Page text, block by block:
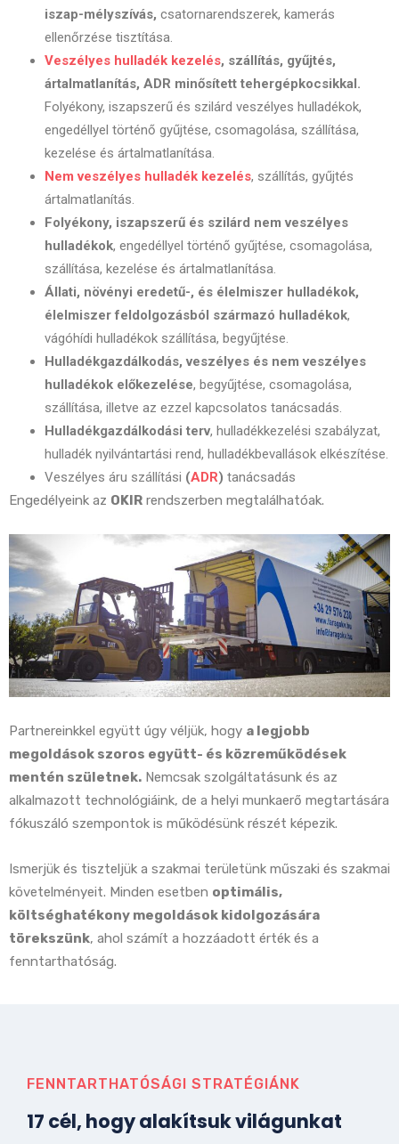
iszap-mélyszívás, csatornarendszerek, kamerás
ellenőrzése tisztítása.
Veszélyes hulladék kezelés, szállítás, gyűjtés,
ártalmatlanítás, ADR minősített tehergépkocsikkal.
Folyékony, iszapszerű és szilárd veszélyes hulladékok,
engedéllyel történő gyűjtése, csomagolása, szállítása,
kezelése és ártalmatlanítása.
Nem veszélyes hulladék kezelés, szállítás, gyűjtés
ártalmatlanítás.
Folyékony, iszapszerű és szilárd nem veszélyes
hulladékok, engedéllyel történő gyűjtése, csomagolása,
szállítása, kezelése és ártalmatlanítása.
Állati, növényi eredetű-, és élelmiszer hulladékok,
élelmiszer feldolgozásból származó hulladékok,
vágóhídi hulladékok szállítása, begyűjtése.
Hulladékgazdálkodás, veszélyes és nem veszélyes
hulladékok előkezelése, begyűjtése, csomagolása,
szállítása, illetve az ezzel kapcsolatos tanácsadás.
Hulladékgazdálkodási terv, hulladékkezelési szabályzat,
hulladék nyilvántartási rend, hulladékbevallások elkészítése.
Veszélyes áru szállítási (ADR) tanácsadás
Engedélyeink az OKIR rendszerben megtalálhatóak.
Partnereinkkel együtt úgy véljük, hogy a legjobb
megoldások szoros együtt- és közreműködések
mentén születnek. Nemcsak szolgáltatásunk és az
alkalmazott technológiáink, de a helyi munkaerő megtartására
fókuszáló szempontok is működésünk részét képezik.
Ismerjük és tiszteljük a szakmai területünk műszaki és szakmai
követelményeit. Minden esetben optimális,
költséghatékony megoldások kidolgozására
törekszünk, ahol számít a hozzáadott érték és a
fenntarthatóság.
FENNTARTHATÓSÁGI STRATÉGIÁNK
17 cél, hogy alakítsuk világunkat